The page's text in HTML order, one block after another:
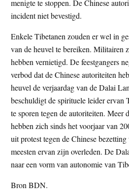
menigte te stoppen. De Chinese
incident niet bevestigd.
Enkele Tibetanen zouden er wel in
van de heuvel te bereiken. Militairen
hebben vernietigd. De feestgangers
verbod dat de Chinese autoriteiten
heuvel de verjaardag van de Dalai
beschuldigt de spirituele leider ervan
te sporen tegen de autoriteiten. Meer
hebben zich sinds het voorjaar van
uit protest tegen de Chinese
meesten ervan zijn overleden. De
naar een vorm van autonomie van
Bron BDN.